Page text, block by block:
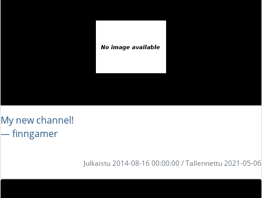
My new channel!
― finngamer
Julkaistu 2014-08-16 00:00:00 / Tallennettu 2021-05-06